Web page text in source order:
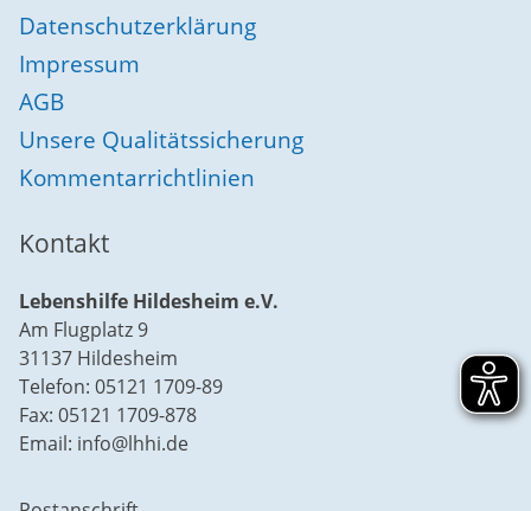
Datenschutzerklärung
Impressum
AGB
Unsere Qualitätssicherung
Kommentarrichtlinien
Kontakt
Lebenshilfe Hildesheim e.V.
Am Flugplatz 9
31137 Hildesheim
Telefon: 05121 1709-89
Fax: 05121 1709-878
Email: info@lhhi.de